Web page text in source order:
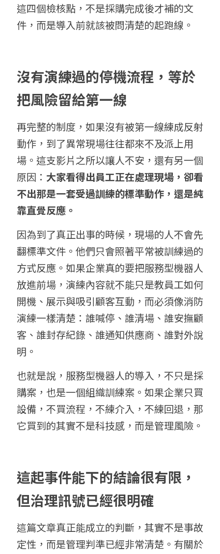
這四個檢核點，不是採購完成後才補的文
件，而是導入前就該被問清楚的起跑線。
沒有演練過的停機流程，等於
把風險留給第一線
再完整的制度，如果沒有被第一線練成反射
動作，到了異常現場往往都來不及派上用
場。這支影片之所以讓人不安，還有另一個
原因： 大家看得出員工正在處理現場，卻看
不出那是一套受過訓練的標準動作，還是純
靠直覺反應。
因為到了真正出事的時候，現場的人不會先
翻標準文件。他們只會照著平常被訓練過的
方式反應。如果企業真的要把服務型機器人
放進前場，演練內容就不能只是教員工如何
開機、展示與吸引顧客互動，而必須像消防
演練一樣清楚：誰喊停、誰清場、誰安撫顧
客、誰封存紀錄、誰通知供應商、誰對外說
明。
也就是說，服務型機器人的導入，不只是採
購案，也是一個組織訓練案。如果企業只買
設備，不買流程，不練介入，不練回退，那
它買到的其實不是科技感，而是管理風險。
這起事件能下的結論很有限，
但治理訊號已經很明確
這篇文章真正能成立的判斷，其實不是事故
定性，而是管理判準已經非常清楚。有關於